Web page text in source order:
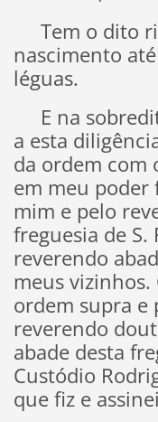
Tem o dito
nascimento
léguas.
E na
a esta
da ordem com
em meu poder
mim e pelo
freguesia de S.
reverendo
meus
ordem supra e
reverendo
abade desta
Custódio
que fiz e